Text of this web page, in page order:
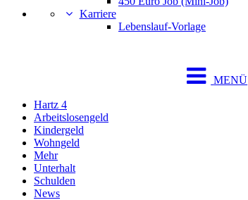
Karriere
Lebenslauf-Vorlage
MENÜ
Hartz 4
Arbeitslosengeld
Kindergeld
Wohngeld
Mehr
Unterhalt
Schulden
News